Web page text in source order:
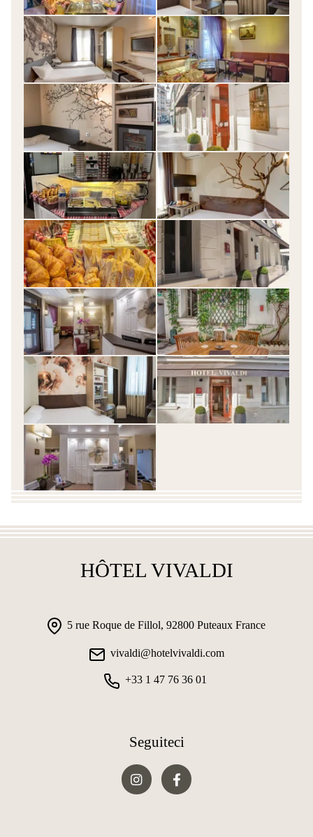
HÔTEL VIVALDI
5 rue Roque de Fillol, 92800 Puteaux France
vivaldi@hotelvivaldi.com
+33 1 47 76 36 01
Seguiteci